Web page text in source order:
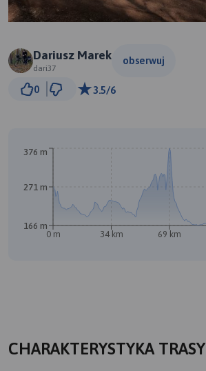
Dariusz Marek
dari37
obserwuj
0 3.5/6
0 m 34 km 69 km
166 m
271 m
376 m
CHARAKTERYSTYKA TRASY